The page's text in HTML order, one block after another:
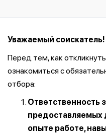
Уважаемый соискатель!
Перед тем, как
ознакомиться с
отбора:
Ответственность
предоставляемых
опыте работе,